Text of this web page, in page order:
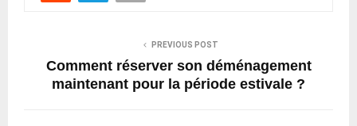
PREVIOUS POST
Comment réserver son déménagement
maintenant pour la période estivale ?